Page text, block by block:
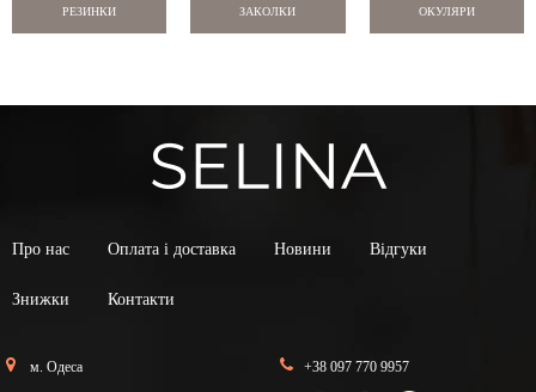
РЕЗИНКИ ЗАКОЛКИ ОКУЛЯРИ
Про нас Оплата і доставка Новини Відгуки
Знижки Контакти
м. Одеса +38 097 770 9957